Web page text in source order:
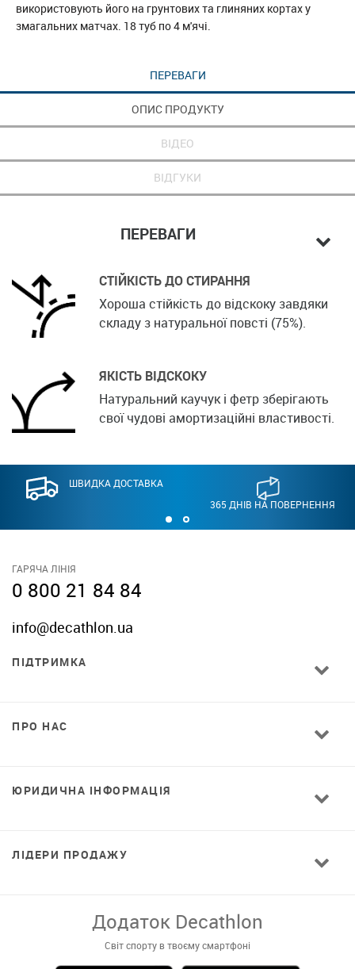
використовують його на грунтових та глиняних кортах у
змагальних матчах. 18 туб по 4 м'ячі.
ПЕРЕВАГИ
ОПИС ПРОДУКТУ
ВІДЕО
ВІДГУКИ
ПЕРЕВАГИ
СТІЙКІСТЬ ДО СТИРАННЯ
Хороша стійкість до відскоку завдяки
складу з натуральної повсті (75%).
ЯКІСТЬ ВІДСКОКУ
Натуральний каучук і фетр зберігають
свої чудові амортизаційні властивості.
ШВИДКА ДОСТАВКА
365 ДНІВ НА ПОВЕРНЕННЯ
ГАРЯЧА ЛІНІЯ
0 800 21 84 84
info@decathlon.ua
ПІДТРИМКА
ПРО НАС
ЮРИДИЧНА ІНФОРМАЦІЯ
ЛІДЕРИ ПРОДАЖУ
Завантажуй додаток!
Комфортні покупки, ексклюзивні
пропозиції і зручний каталог в твоєму телефоні